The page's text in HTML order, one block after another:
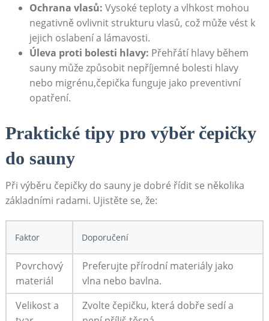
Ochrana vlasů: Vysoké teploty a vlhkost mohou
negativně ovlivnit strukturu vlasů, což může vést k
jejich oslabení a lámavosti.
Úleva proti bolesti hlavy: Přehřátí hlavy během
sauny může způsobit nepříjemné bolesti hlavy
nebo migrénu,čepička funguje jako preventivní
opatření.
Praktické tipy pro výběr čepičky
do sauny
Při výběru čepičky do sauny je dobré řídit se několika
základními radami. Ujistěte se, že:
Faktor Doporučení
Povrchový
materiál
Preferujte přírodní materiály jako
vlna nebo bavlna.
Velikost a
Zvolte čepičku, která dobře sedí a